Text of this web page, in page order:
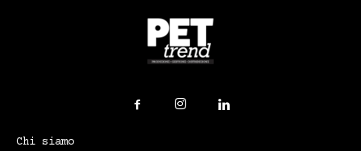
Chi siamo